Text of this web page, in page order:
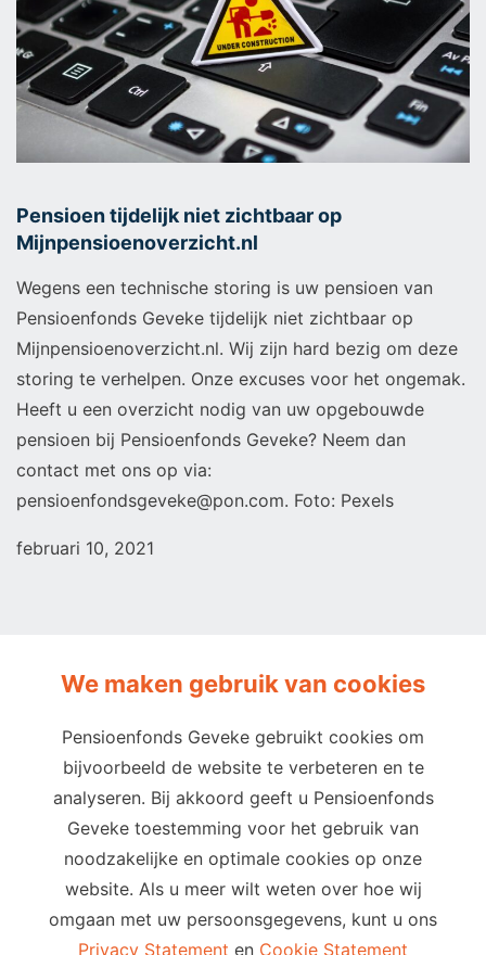
Pensioen tijdelijk niet zichtbaar op
Mijnpensioenoverzicht.nl
Wegens een technische storing is uw pensioen van
Pensioenfonds Geveke tijdelijk niet zichtbaar op
Mijnpensioenoverzicht.nl. Wij zijn hard bezig om deze
storing te verhelpen. Onze excuses voor het ongemak.
Heeft u een overzicht nodig van uw opgebouwde
pensioen bij Pensioenfonds Geveke? Neem dan
contact met ons op via:
pensioenfondsgeveke@pon.com. Foto: Pexels
februari 10, 2021
Privacy
Cookie-instellingen
Email
info@pensioenfondsgeveke.com
Telefoon
088 60 60 291
Adres
We maken gebruik van cookies
Pensioenfonds Geveke gebruikt cookies om
bijvoorbeeld de website te verbeteren en te
analyseren. Bij akkoord geeft u Pensioenfonds
Geveke toestemming voor het gebruik van
noodzakelijke en optimale cookies op onze
website. Als u meer wilt weten over hoe wij
omgaan met uw persoonsgegevens, kunt u ons
Privacy Statement en Cookie Statement